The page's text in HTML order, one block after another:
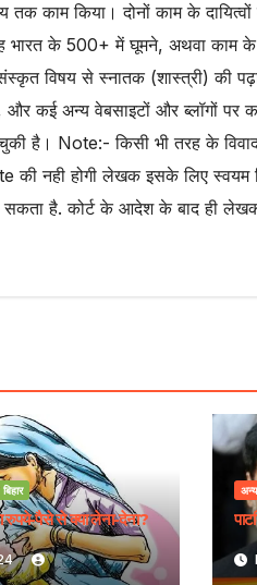
काम किया। दोनों काम के
वह भारत के 500+ में घूमने, अथवा
विषय से स्नातक (शास्त्री) की
अन्य वेबसाइटों और ब्लॉगों पर
है। Note:- किसी भी तरह के विवाद
की नही होगी लेखक इसके लिए स्वयम
सकता है. कोर्ट के आदेश के बाद ही
बिहार
रुपये-पैसे से क्या लेना-देना?
अन्य